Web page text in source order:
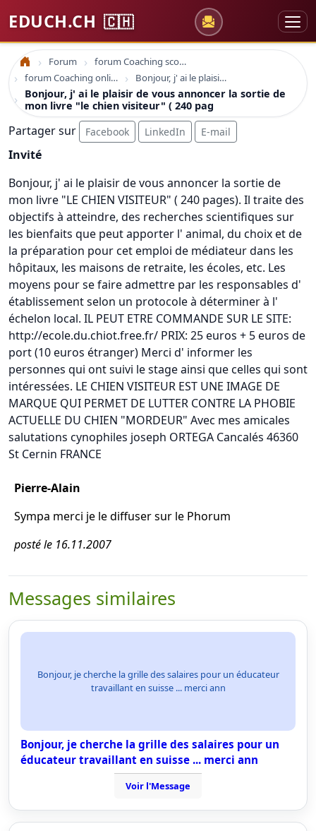
EDUCH.CH 🇨🇭
Accueil Forum
forum Coaching scolaire
forum Coaching online formation professionelle emploi education
Bonjour, j' ai le plaisir de vous annoncer la sortie de mon livre "le chien visiteur" ( 240 pag
Bonjour, j' ai le plaisir de vous annoncer la sortie de
mon livre "le chien visiteur" ( 240 pag
Partager sur Facebook LinkedIn E-mail
Invité
Bonjour, j' ai le plaisir de vous annoncer la sortie de
mon livre "LE CHIEN VISITEUR" ( 240 pages). Il traite des
objectifs à atteindre, des recherches scientifiques sur
les bienfaits que peut apporter l' animal, du choix et de
la préparation pour cet emploi de médiateur dans les
hôpitaux, les maisons de retraite, les écoles, etc. Les
moyens pour se faire admettre par les responsables d'
établissement selon un protocole à déterminer à l'
échelon local. IL PEUT ETRE COMMANDE SUR LE SITE:
http://ecole.du.chiot.free.fr/ PRIX: 25 euros + 5 euros de
port (10 euros étranger) Merci d' informer les
personnes qui ont suivi le stage ainsi que celles qui sont
intéressées. LE CHIEN VISITEUR EST UNE IMAGE DE
MARQUE QUI PERMET DE LUTTER CONTRE LA PHOBIE
ACTUELLE DU CHIEN "MORDEUR" Avec mes amicales
salutations cynophiles joseph ORTEGA Cancalés 46360
St Cernin FRANCE
Pierre-Alain
Sympa merci je le diffuser sur le Phorum
posté le 16.11.2007
Messages similaires
Bonjour, je cherche la grille des salaires pour un éducateur
travaillant en suisse ... merci ann
Bonjour, je cherche la grille des salaires pour un
éducateur travaillant en suisse ... merci ann
Voir l'Message